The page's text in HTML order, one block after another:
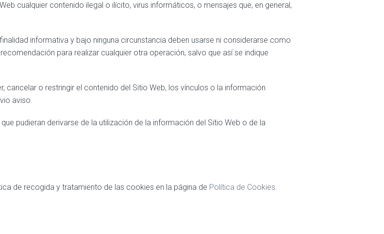
cualquier contenido ilegal o ilícito, virus informáticos, o mensajes que, en general,
informativa y bajo ninguna circunstancia deben usarse ni considerarse como
para realizar cualquier otra operación, salvo que así se indique
cancelar o restringir el contenido del Sitio Web, los vínculos o la información
aviso.
pudieran derivarse de la utilización de la información del Sitio Web o de la
de recogida y tratamiento de las cookies en la página de Política de Cookies.